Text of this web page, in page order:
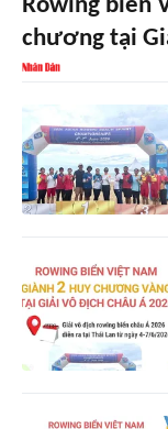
Rowing biển
chương tại